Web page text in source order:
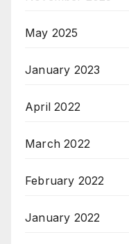
May 2025
January 2023
April 2022
March 2022
February 2022
January 2022